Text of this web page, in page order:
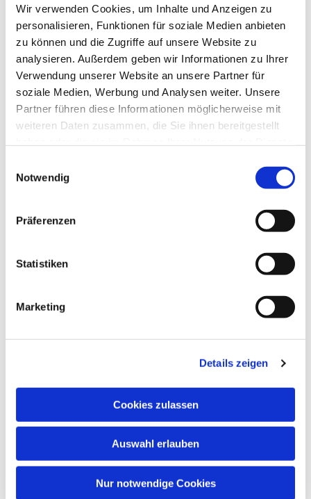
Wir verwenden Cookies, um Inhalte und Anzeigen zu
personalisieren, Funktionen für soziale Medien anbieten
zu können und die Zugriffe auf unsere Website zu
analysieren. Außerdem geben wir Informationen zu Ihrer
Verwendung unserer Website an unsere Partner für
soziale Medien, Werbung und Analysen weiter. Unsere
Partner führen diese Informationen möglicherweise mit
weiteren Daten zusammen, die Sie ihnen bereitgestellt
Notwendig
Präferenzen
Statistiken
Marketing
Details zeigen
Cookies zulassen
Auswahl erlauben
Nur notwendige Cookies
Dies könnte Sie auch